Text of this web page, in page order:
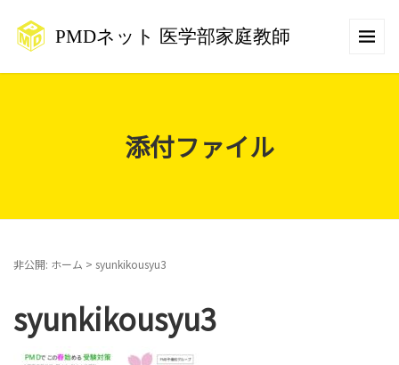
添付ファイル
非公開: ホーム > syunkikousyu3
syunkikousyu3